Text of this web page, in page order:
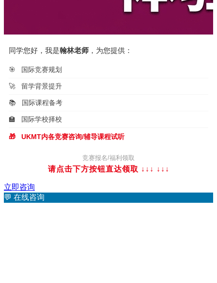
同学您好，我是翰林老师 ，为您提供：
🎯 国际竞赛规划
🚀 留学背景提升
📚 国际课程备考
🏫 国际学校择校
🎁 UKMT内各竞赛咨询/辅导课程试听
竞赛报名/福利领取
请点击下方按钮直达领取 ↓↓↓ ↓↓↓
立即咨询
💬 在线咨询